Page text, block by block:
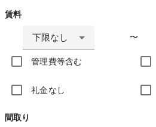
賃料
下限なし 〜
管理費等含む
礼金なし
間取り